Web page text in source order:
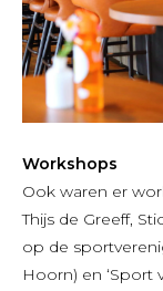
Workshops
Ook waren er
Thijs de Greeff,
op de
Hoorn) en ‘Sport